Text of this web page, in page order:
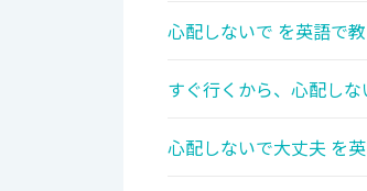
心配しないで を英語で
すぐ行くから、心配し
心配しないで大丈夫 を